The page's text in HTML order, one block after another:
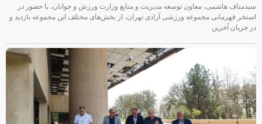
سیدمناف هاشمی، معاون توسعه مدیریت و منابع وزارت ورزش و جوانان، با حضور در
استخر قهرمانی مجموعه ورزشی آزادی تهران، از بخش‌های مختلف این مجموعه بازدید و
در جریان آخرین